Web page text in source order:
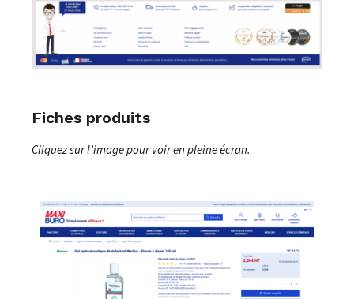
Fiches produits
Cliquez sur l’image pour voir en pleine écran.